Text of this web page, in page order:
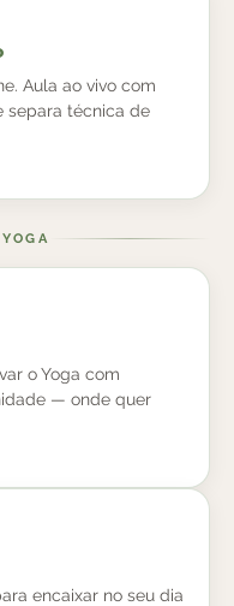
Aula ao vivo com
separa técnica de
o Yoga com
— onde quer
encaixar no seu dia